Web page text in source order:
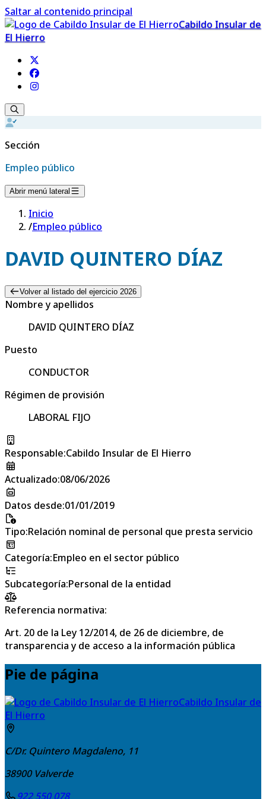
Saltar al contenido principal
Cabildo Insular de
El Hierro
Sección
Empleo público
Abrir menú lateral
Inicio
/Empleo público
DAVID QUINTERO DÍAZ
Volver al listado del ejercicio 2026
Nombre y apellidos
DAVID QUINTERO DÍAZ
Puesto
CONDUCTOR
Régimen de provisión
LABORAL FIJO
Responsable:Cabildo Insular de El Hierro
Actualizado:08/06/2026
Datos desde:01/01/2019
Tipo:Relación nominal de personal que presta servicio
Categoría:Empleo en el sector público
Subcategoría:Personal de la entidad
Referencia normativa:
Art. 20 de la Ley 12/2014, de 26 de diciembre, de
transparencia y de acceso a la información pública
Pie de página
Cabildo Insular de
El Hierro
C/Dr. Quintero Magdaleno, 11
38900 Valverde
922 550 078